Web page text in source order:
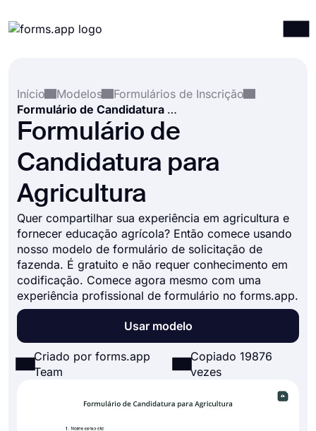
Integrações
Modelos
Recursos
Início
Modelos
Formulários de Inscrição
Formulário de Candidatura para Agricultura
Formulário de
Candidatura para
Agricultura
Quer compartilhar sua experiência em agricultura e
fornecer educação agrícola? Então comece usando
nosso modelo de formulário de solicitação de
fazenda. É gratuito e não requer conhecimento em
codificação. Comece agora mesmo com uma
experiência profissional de formulário no forms.app.
Usar modelo
Criado por forms.app
Team
Copiado 19876
vezes